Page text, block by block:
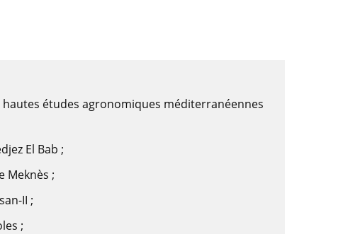
études agronomiques méditerranéennes
El Bab ;
Meknès ;
II ;
;